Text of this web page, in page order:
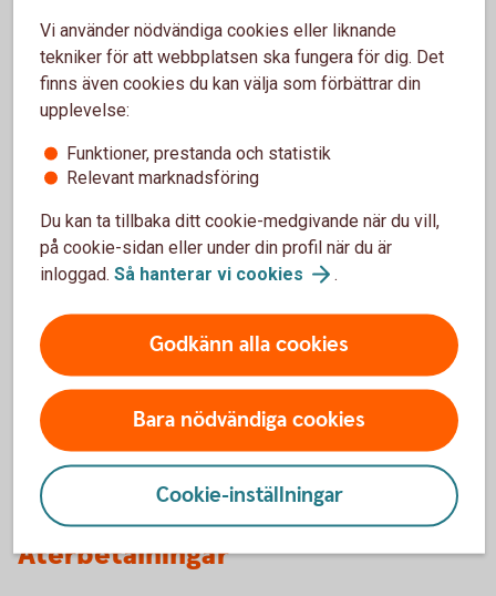
Om ni saknar "Bevaka ärenden" så lägger
behörighetsadministratören till det under
Administrera/Behörighet.
Välj Anslut/Inkommen Swish-betalning.
I appen Sparbanken Företag
Välj Notiser//inkommen Swish-betalning.
Återbetalningar
Vi använder nödvändiga cookies eller liknande
tekniker för att webbplatsen ska fungera för dig. Det
finns även cookies du kan välja som förbättrar din
upplevelse:
Funktioner, prestanda och statistik
Relevant marknadsföring
Du kan ta tillbaka ditt cookie-medgivande när du vill,
på cookie-sidan eller under din profil när du är
inloggad. Så hanterar vi cookies .
Godkänn alla cookies
Bara nödvändiga cookies
Cookie-inställningar